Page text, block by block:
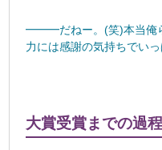
━━━だねー。(笑)本当俺
力には感謝の気持ちでいっ
大賞受賞までの過程